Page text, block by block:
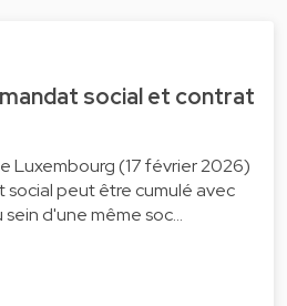
social et contrat
Luxembourg (17 février 2026)
social peut être cumulé avec
d'une même soc…